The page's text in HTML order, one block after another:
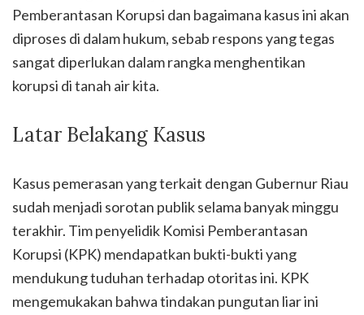
Pemberantasan Korupsi dan bagaimana kasus ini akan
diproses di dalam hukum, sebab respons yang tegas
sangat diperlukan dalam rangka menghentikan
korupsi di tanah air kita.
Latar Belakang Kasus
Kasus pemerasan yang terkait dengan Gubernur Riau
sudah menjadi sorotan publik selama banyak minggu
terakhir. Tim penyelidik Komisi Pemberantasan
Korupsi (KPK) mendapatkan bukti-bukti yang
mendukung tuduhan terhadap otoritas ini. KPK
mengemukakan bahwa tindakan pungutan liar ini